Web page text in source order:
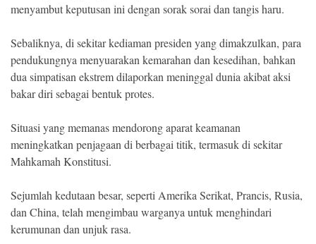
menyambut keputusan ini dengan sorak sorai dan tangis haru.
Sebaliknya, di sekitar kediaman presiden yang dimakzulkan, para
pendukungnya menyuarakan kemarahan dan kesedihan, bahkan
dua simpatisan ekstrem dilaporkan meninggal dunia akibat aksi
bakar diri sebagai bentuk protes.
Situasi yang memanas mendorong aparat keamanan
meningkatkan penjagaan di berbagai titik, termasuk di sekitar
Mahkamah Konstitusi.
Sejumlah kedutaan besar, seperti Amerika Serikat, Prancis, Rusia,
dan China, telah mengimbau warganya untuk menghindari
kerumunan dan unjuk rasa.